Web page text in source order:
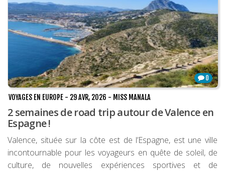
0
VOYAGES EN EUROPE - 29 AVR, 2026 - MISS MANALA
2 semaines de road trip autour de Valence en
Espagne !
Valence, située sur la côte est de l’Espagne, est une ville
incontournable pour les voyageurs en quête de soleil, de
culture, de nouvelles expériences sportives et de